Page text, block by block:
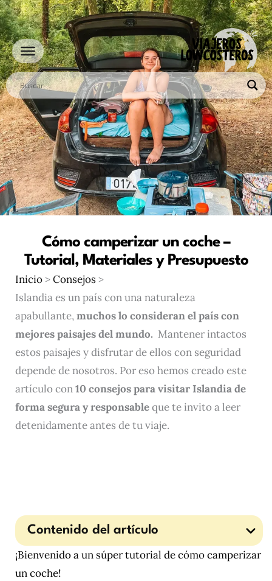
Ir
al
contenido
Cómo camperizar un coche –
Tutorial, Materiales y Presupuesto
Inicio>Consejos>
Islandia es un país con una naturaleza
apabullante,muchos lo consideran el país con
mejores paisajes del mundo. Mantener intactos
estos paisajes y disfrutar de ellos con seguridad
depende de nosotros. Por eso hemos creado este
artículo con10 consejos para visitar Islandia de
forma segura y responsableque te invito a leer
detenidamente antes de tu viaje.
Contenido del artículo
¡Bienvenido a un súper tutorial de cómo camperizar
un coche!